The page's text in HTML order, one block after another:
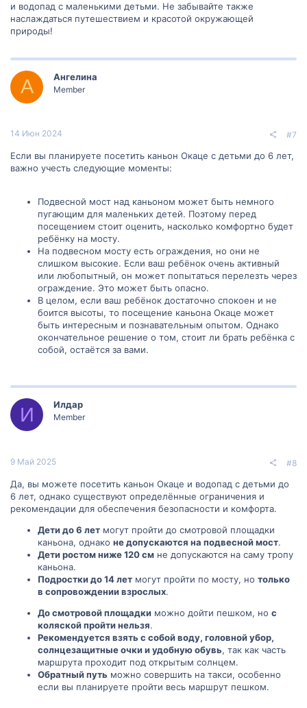
и водопад с маленькими детьми. Не забывайте также
наслаждаться путешествием и красотой окружающей
природы!
А Ангелина
Member
14 Июн 2024 #7
Если вы планируете посетить каньон Окаце с детьми до 6 лет,
важно учесть следующие моменты:
Подвесной мост над каньоном может быть немного
пугающим для маленьких детей. Поэтому перед
посещением стоит оценить, насколько комфортно будет
ребёнку на мосту.
На подвесном мосту есть ограждения, но они не
слишком высокие. Если ваш ребёнок очень активный
или любопытный, он может попытаться перелезть через
ограждение. Это может быть опасно.
В целом, если ваш ребёнок достаточно спокоен и не
боится высоты, то посещение каньона Окаце может
быть интересным и познавательным опытом. Однако
окончательное решение о том, стоит ли брать ребёнка с
собой, остаётся за вами.
И Илдар
Member
9 Май 2025 #8
Да, вы можете посетить каньон Окаце и водопад с детьми до
6 лет, однако существуют определённые ограничения и
рекомендации для обеспечения безопасности и комфорта.
Дети до 6 лет могут пройти до смотровой площадки
каньона, однако не допускаются на подвесной мост.
Дети ростом ниже 120 см не допускаются на саму тропу
каньона.
Подростки до 14 лет могут пройти по мосту, но только
в сопровождении взрослых.
До смотровой площадки можно дойти пешком, но с
коляской пройти нельзя.
Рекомендуется взять с собой воду, головной убор,
солнцезащитные очки и удобную обувь, так как часть
маршрута проходит под открытым солнцем.
Обратный путь можно совершить на такси, особенно
если вы планируете пройти весь маршрут пешком.